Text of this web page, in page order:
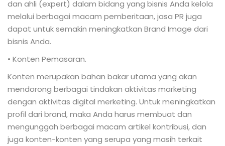
dan ahli (expert) dalam bidang yang bisnis Anda kelola
melalui berbagai macam pemberitaan, jasa PR juga
dapat untuk semakin meningkatkan Brand Image dari
bisnis Anda.
• Konten Pemasaran.
Konten merupakan bahan bakar utama yang akan
mendorong berbagai tindakan aktivitas marketing
dengan aktivitas digital merketing. Untuk meningkatkan
profil dari brand, maka Anda harus membuat dan
mengunggah berbagai macam artikel kontribusi, dan
juga konten-konten yang serupa yang masih terkait